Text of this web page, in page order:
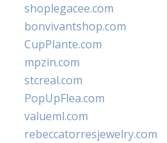
shoplegacee.com
bonvivantshop.com
CupPlante.com
mpzin.com
stcreal.com
PopUpFlea.com
valueml.com
rebeccatorresjewelry.com